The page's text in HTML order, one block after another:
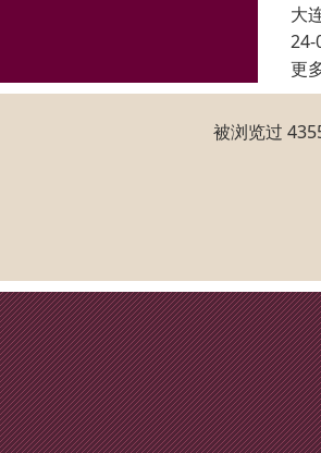
大
24-
更
被浏览过